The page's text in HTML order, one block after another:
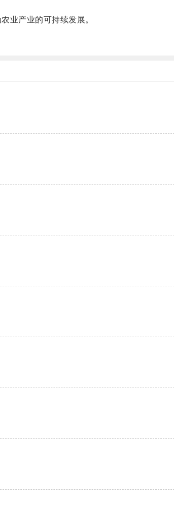
业产业的可持续发展。